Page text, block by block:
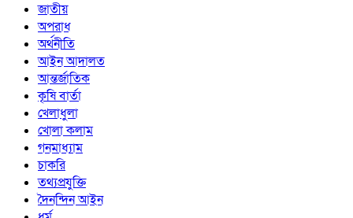
জাতীয়
অপরাধ
অর্থনীতি
আইন আদালত
আন্তর্জাতিক
কৃষি বার্তা
খেলাধুলা
খোলা কলাম
গনমাধ্যাম
চাকরি
তথ্যপ্রযুক্তি
দৈনন্দিন আইন